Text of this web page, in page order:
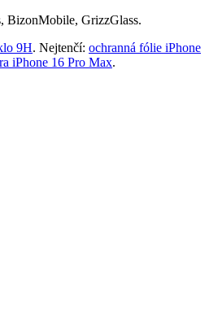
BizonMobile, GrizzGlass.
9H. Nejtenčí: ochranná fólie iPhone
iPhone 16 Pro Max.